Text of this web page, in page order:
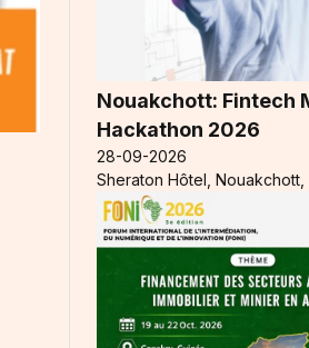
Nouakchott: Fintech
Hackathon 2026
28-09-2026
Sheraton Hôtel, Nouakchott,